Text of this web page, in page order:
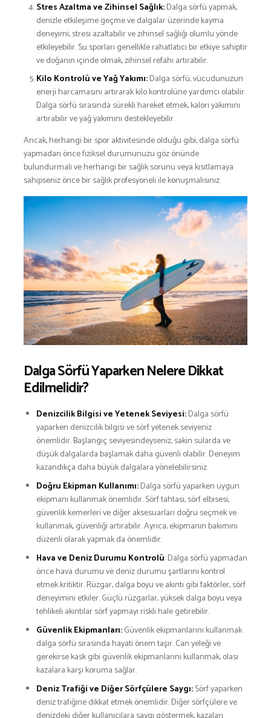
Stres Azaltma ve Zihinsel Sağlık:Dalga sörfü yapmak,
denizle etkileşime geçme ve dalgalar üzerinde kayma
deneyimi, stresi azaltabilir ve zihinsel sağlığı olumlu yönde
etkileyebilir. Su sporları genellikle rahatlatıcı bir etkiye sahiptir
ve doğanın içinde olmak, zihinsel refahı artırabilir.
Kilo Kontrolü ve Yağ Yakımı:Dalga sörfü, vücudunuzun
enerji harcamasını artırarak kilo kontrolüne yardımcı olabilir.
Dalga sörfü sırasında sürekli hareket etmek, kalori yakımını
artırabilir ve yağ yakımını destekleyebilir.
Ancak, herhangi bir spor aktivitesinde olduğu gibi, dalga sörfü
yapmadan önce fiziksel durumunuzu göz önünde
bulundurmalı ve herhangi bir sağlık sorunu veya kısıtlamaya
sahipseniz önce bir sağlık profesyoneli ile konuşmalısınız.
Dalga Sörfü Yaparken Nelere Dikkat
Edilmelidir?
Denizcilik Bilgisi ve Yetenek Seviyesi:Dalga sörfü
yaparken denizcilik bilgisi ve sörf yetenek seviyeniz
önemlidir. Başlangıç seviyesindeyseniz, sakin sularda ve
düşük dalgalarda başlamak daha güvenli olabilir. Deneyim
kazandıkça daha büyük dalgalara yönelebilirsiniz.
Doğru Ekipman Kullanımı:Dalga sörfü yaparken uygun
ekipmanı kullanmak önemlidir. Sörf tahtası, sörf elbisesi,
güvenlik kemerleri ve diğer aksesuarları doğru seçmek ve
kullanmak, güvenliği artırabilir. Ayrıca, ekipmanın bakımını
düzenli olarak yapmak da önemlidir.
Hava ve Deniz Durumu Kontrolü: Dalga sörfü yapmadan
önce hava durumu ve deniz durumu şartlarını kontrol
etmek kritiktir. Rüzgar, dalga boyu ve akıntı gibi faktörler, sörf
deneyimini etkiler. Güçlü rüzgarlar, yüksek dalga boyu veya
tehlikeli akıntılar sörf yapmayı riskli hale getirebilir.
Güvenlik Ekipmanları:Güvenlik ekipmanlarını kullanmak
dalga sörfü sırasında hayati önem taşır. Can yeleği ve
gerekirse kask gibi güvenlik ekipmanlarını kullanmak, olası
kazalara karşı koruma sağlar.
Deniz Trafiği ve Diğer Sörfçülere Saygı:Sörf yaparken
deniz trafiğine dikkat etmek önemlidir. Diğer sörfçülere ve